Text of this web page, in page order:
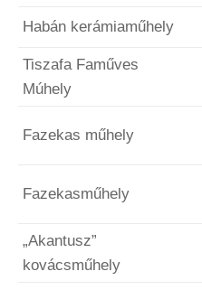
Habán kerámiaműhely
Tiszafa Faműves
Múhely
Fazekas műhely
Fazekasműhely
„Akantusz”
kovácsműhely